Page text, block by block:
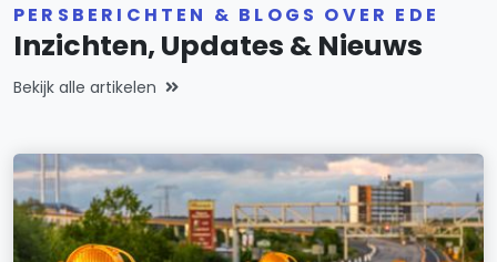
PERSBERICHTEN & BLOGS OVER EDE
Inzichten, Updates & Nieuws
Bekijk alle artikelen